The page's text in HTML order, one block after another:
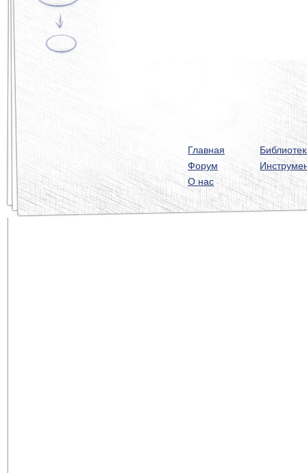
Главная
Форум
О нас